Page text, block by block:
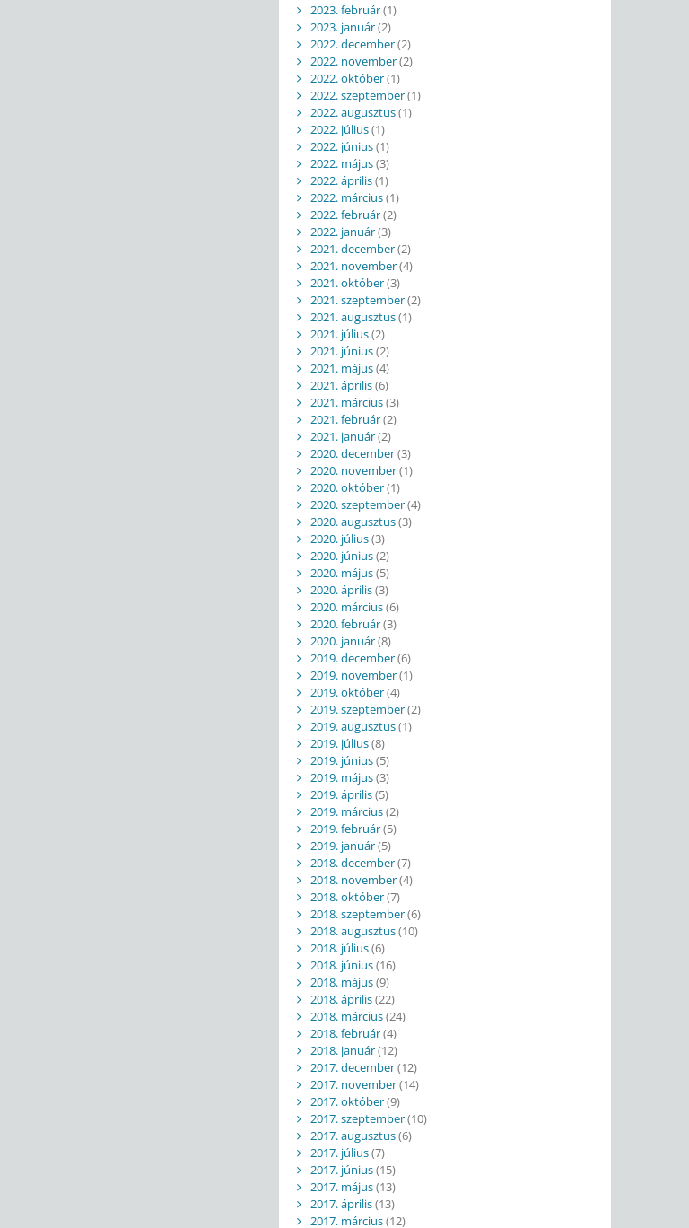
2023. február(1)
2023. január(2)
2022. december(2)
2022. november(2)
2022. október(1)
2022. szeptember(1)
2022. augusztus(1)
2022. július(1)
2022. június(1)
2022. május(3)
2022. április(1)
2022. március(1)
2022. február(2)
2022. január(3)
2021. december(2)
2021. november(4)
2021. október(3)
2021. szeptember(2)
2021. augusztus(1)
2021. július(2)
2021. június(2)
2021. május(4)
2021. április(6)
2021. március(3)
2021. február(2)
2021. január(2)
2020. december(3)
2020. november(1)
2020. október(1)
2020. szeptember(4)
2020. augusztus(3)
2020. július(3)
2020. június(2)
2020. május(5)
2020. április(3)
2020. március(6)
2020. február(3)
2020. január(8)
2019. december(6)
2019. november(1)
2019. október(4)
2019. szeptember(2)
2019. augusztus(1)
2019. július(8)
2019. június(5)
2019. május(3)
2019. április(5)
2019. március(2)
2019. február(5)
2019. január(5)
2018. december(7)
2018. november(4)
2018. október(7)
2018. szeptember(6)
2018. augusztus(10)
2018. július(6)
2018. június(16)
2018. május(9)
2018. április(22)
2018. március(24)
2018. február(4)
2018. január(12)
2017. december(12)
2017. november(14)
2017. október(9)
2017. szeptember(10)
2017. augusztus(6)
2017. július(7)
2017. június(15)
2017. május(13)
2017. április(13)
2017. március(12)